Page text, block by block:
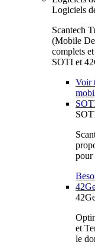
Logiciels
Scantech
(Mobile
complets
SOTI et
Voir
pour
et
le